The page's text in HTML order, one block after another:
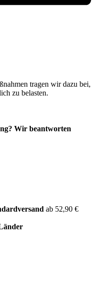
tragen wir dazu bei,
zu belasten.
Wir beantworten
ab 52,90 €